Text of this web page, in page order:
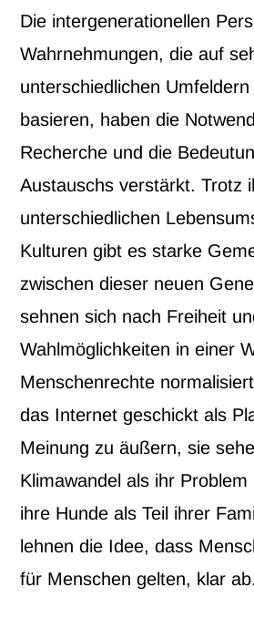
Die intergenerationellen
Wahrnehmungen, die auf
unterschiedlichen
basieren, haben die
Recherche und die
Austauschs verstärkt. Trotz
unterschiedlichen
Kulturen gibt es starke
zwischen dieser neuen
sehnen sich nach Freiheit
Wahlmöglichkeiten in einer
Menschenrechte
das Internet geschickt als
Meinung zu äußern, sie
Klimawandel als ihr
ihre Hunde als Teil ihrer
lehnen die Idee, dass
für Menschen gelten, klar ab.